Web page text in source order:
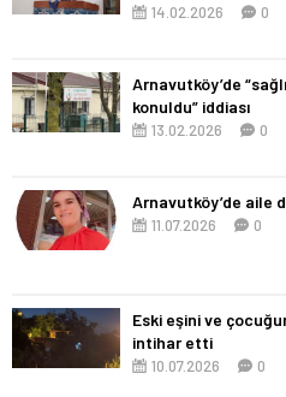
14.02.2026 0
Arnavutköy’de
konuldu” iddiası
13.02.2026 0
Arnavutköy’de aile
11.07.2026 0
Eski eşini ve
intihar etti
10.07.2026 0